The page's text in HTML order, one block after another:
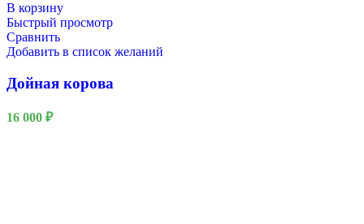
В корзину
Быстрый просмотр
Сравнить
Добавить в список желаний
Дойная корова
16 000 ₽